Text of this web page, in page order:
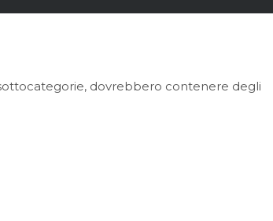
dovrebbero contenere degli